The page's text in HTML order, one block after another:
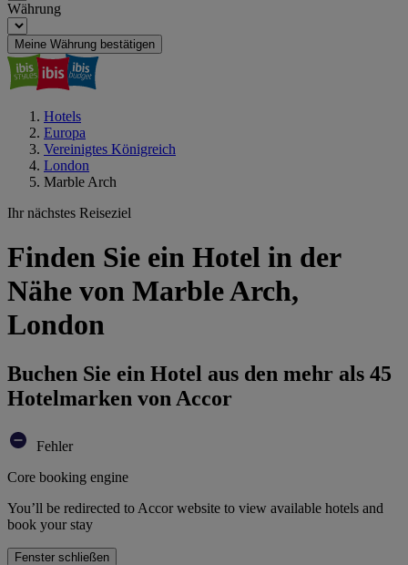
Währung
Meine Währung bestätigen
Hotels
Europa
Vereinigtes Königreich
London
Marble Arch
Ihr nächstes Reiseziel
Finden Sie ein Hotel in der
Nähe von Marble Arch,
London
Buchen Sie ein Hotel aus den mehr als 45
Hotelmarken von Accor
Fehler
Core booking engine
You’ll be redirected to Accor website to view available hotels and
book your stay
Fenster schließen